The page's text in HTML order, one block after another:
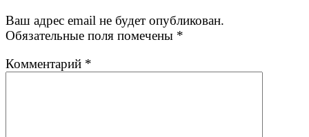
Ваш адрес email не будет опубликован.
Обязательные поля помечены *
Комментарий *